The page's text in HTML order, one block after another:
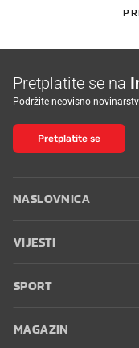
Pretplatite se na
Podržite neovisno
Pretplatite se
NASLOVNICA
VIJESTI
SPORT
MAGAZIN